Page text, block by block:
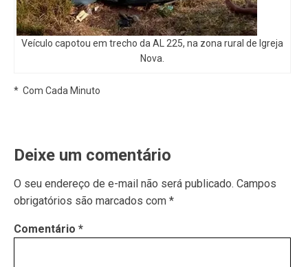
Veículo capotou em trecho da AL 225, na zona rural de Igreja
Nova.
* Com Cada Minuto
Deixe um comentário
O seu endereço de e-mail não será publicado. Campos
obrigatórios são marcados com *
Comentário *